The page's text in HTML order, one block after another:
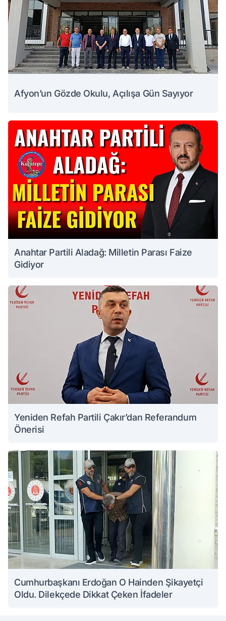
Afyon’un Gözde Okulu, Açılışa Gün Sayıyor
Anahtar Partili Aladağ: Milletin Parası Faize
Gidiyor
Yeniden Refah Partili Çakır’dan Referandum
Önerisi
Cumhurbaşkanı Erdoğan O Hainden Şikayetçi
Oldu. Dilekçede Dikkat Çeken İfadeler